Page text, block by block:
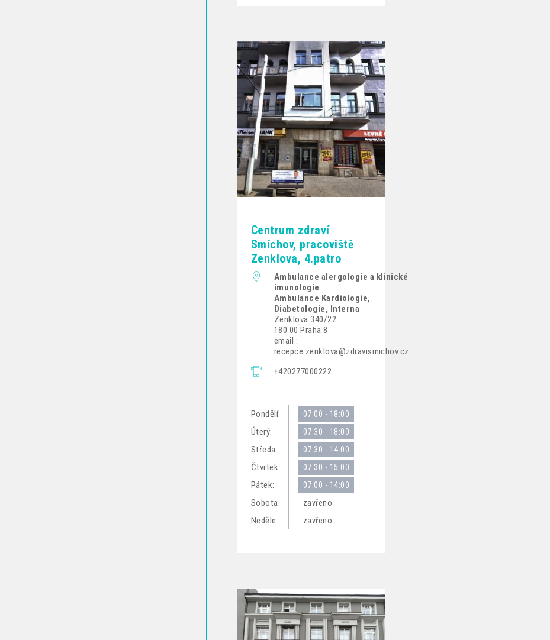
Centrum zdraví
Smíchov, pracoviště
Zenklova, 4.patro
Ambulance alergologie a klinické
imunologie
Ambulance Kardiologie,
Diabetologie, Interna
Zenklova 340/22
180 00 Praha 8
email :
recepce.zenklova@zdravismichov.cz
+420277000222
Pondělí: 07:00 - 18:00
Úterý: 07:30 - 18:00
Středa: 07:30 - 14:00
Čtvrtek: 07:30 - 15:00
Pátek: 07:00 - 14:00
Sobota: zavřeno
Neděle: zavřeno